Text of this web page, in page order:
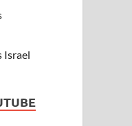
Israel